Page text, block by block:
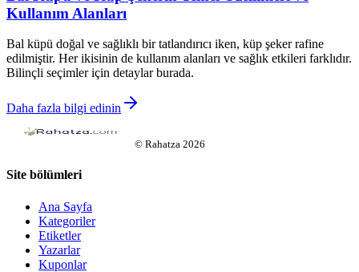
Kullanım Alanları
Bal küpü doğal ve sağlıklı bir tatlandırıcı iken, küp şeker rafine
edilmiştir. Her ikisinin de kullanım alanları ve sağlık etkileri farklıdır.
Bilinçli seçimler için detaylar burada.
Daha fazla bilgi edinin
© Rahatza 2026
Site bölümleri
Ana Sayfa
Kategoriler
Etiketler
Yazarlar
Kuponlar